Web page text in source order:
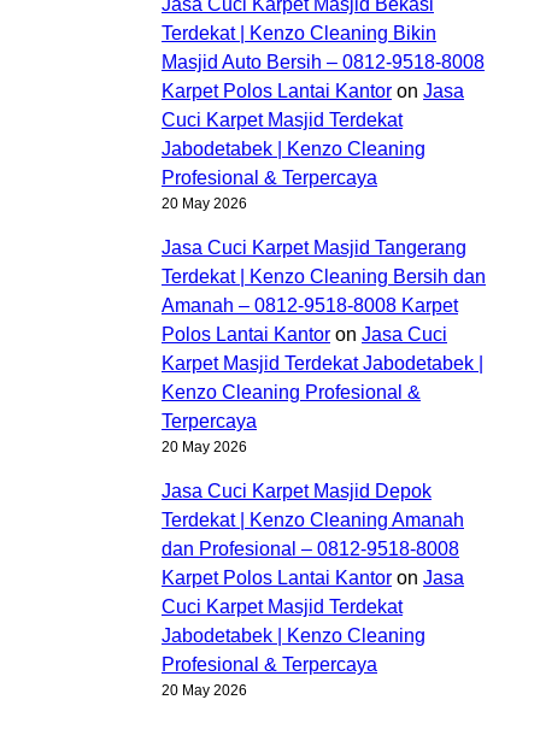
Terdekat | Kenzo Cleaning Bikin
Masjid Auto Bersih – 0812-9518-8008
Karpet Polos Lantai Kantor on Jasa
Cuci Karpet Masjid Terdekat
Jabodetabek | Kenzo Cleaning
Profesional & Terpercaya
20 May 2026
Jasa Cuci Karpet Masjid Tangerang
Terdekat | Kenzo Cleaning Bersih dan
Amanah – 0812-9518-8008 Karpet
Polos Lantai Kantor on Jasa Cuci
Karpet Masjid Terdekat Jabodetabek |
Kenzo Cleaning Profesional &
Terpercaya
20 May 2026
Jasa Cuci Karpet Masjid Depok
Terdekat | Kenzo Cleaning Amanah
dan Profesional – 0812-9518-8008
Karpet Polos Lantai Kantor on Jasa
Cuci Karpet Masjid Terdekat
Jabodetabek | Kenzo Cleaning
Profesional & Terpercaya
20 May 2026